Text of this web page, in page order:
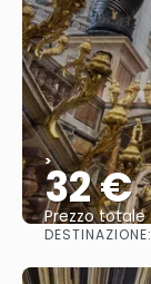
>
32 €
Prezzo totale
DESTINAZIONE: